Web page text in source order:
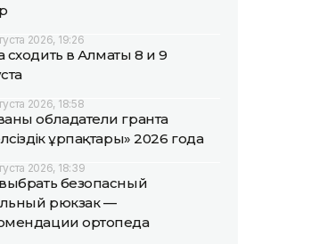
2026, 19:26
сходить в Алматы 8 и 9
2026, 18:58
обладатели гранта
ұрпақтары» 2026 года
2026, 18:39
безопасный
рюкзак —
ортопеда